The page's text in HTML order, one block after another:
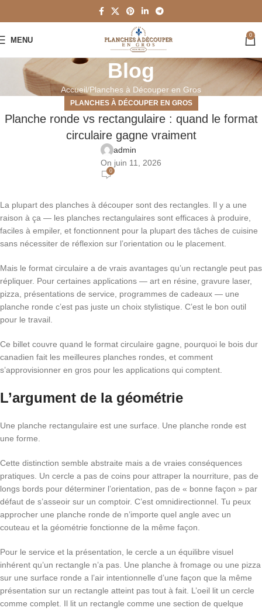
MENU
0
Blog
Accueil Planches à Découper en Gros
PLANCHES À DÉCOUPER EN GROS
Planche ronde vs rectangulaire : quand le format
circulaire gagne vraiment
admin
On juin 11, 2026
0
La plupart des planches à découper sont des rectangles. Il y a une
raison à ça — les planches rectangulaires sont efficaces à produire,
faciles à empiler, et fonctionnent pour la plupart des tâches de cuisine
sans nécessiter de réflexion sur l’orientation ou le placement.
Mais le format circulaire a de vrais avantages qu’un rectangle peut pas
répliquer. Pour certaines applications — art en résine, gravure laser,
pizza, présentations de service, programmes de cadeaux — une
planche ronde c’est pas juste un choix stylistique. C’est le bon outil
pour le travail.
Ce billet couvre quand le format circulaire gagne, pourquoi le bois dur
canadien fait les meilleures planches rondes, et comment
s’approvisionner en gros pour les applications qui comptent.
L’argument de la géométrie
Une planche rectangulaire est une surface. Une planche ronde est
une forme.
Cette distinction semble abstraite mais a de vraies conséquences
pratiques. Un cercle a pas de coins pour attraper la nourriture, pas de
longs bords pour déterminer l’orientation, pas de « bonne façon » par
défaut de s’asseoir sur un comptoir. C’est omnidirectionnel. Tu peux
approcher une planche ronde de n’importe quel angle avec un
couteau et la géométrie fonctionne de la même façon.
Pour le service et la présentation, le cercle a un équilibre visuel
inhérent qu’un rectangle n’a pas. Une planche à fromage ou une pizza
sur une surface ronde a l’air intentionnelle d’une façon que la même
présentation sur un rectangle atteint pas tout à fait. L’oeil lit un cercle
comme complet. Il lit un rectangle comme une section de quelque